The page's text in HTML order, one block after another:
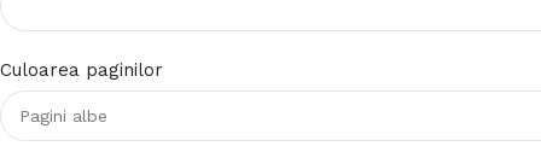
Culoarea paginilor